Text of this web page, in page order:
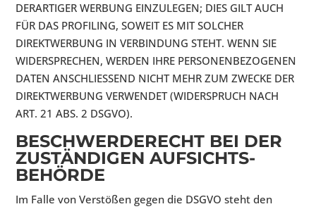
DERARTIGER WERBUNG EINZULEGEN; DIES GILT AUCH
FÜR DAS PROFILING, SOWEIT ES MIT SOLCHER
DIREKTWERBUNG IN VERBINDUNG STEHT. WENN SIE
WIDERSPRECHEN, WERDEN IHRE PERSONENBEZOGENEN
DATEN ANSCHLIESSEND NICHT MEHR ZUM ZWECKE DER
DIREKTWERBUNG VERWENDET (WIDERSPRUCH NACH
ART. 21 ABS. 2 DSGVO).
BESCHWERDE­RECHT BEI DER
ZUSTÄNDIGEN AUFSICHTS­
BEHÖRDE
Im Falle von Verstößen gegen die DSGVO steht den